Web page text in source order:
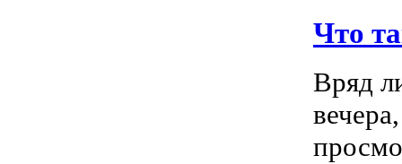
Что
Вряд